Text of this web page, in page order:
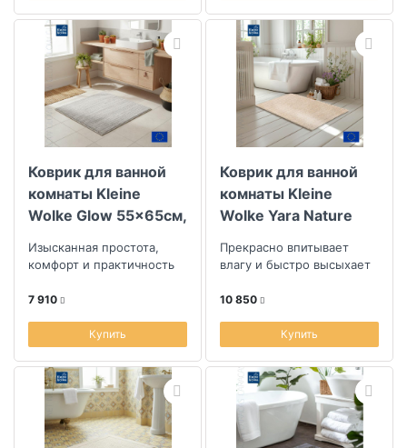
Коврик для ванной
комнаты Kleine
Wolke Glow 55x65см,
Изысканная простота,
комфорт и практичность
7 910
Купить
Коврик для ванной
комнаты Kleine
Wolke Yara Nature
Прекрасно впитывает
влагу и быстро высыхает
10 850
Купить